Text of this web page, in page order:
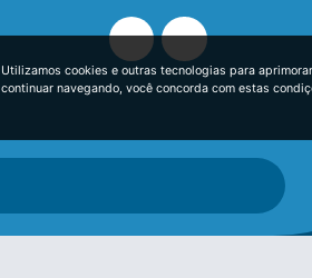
Utilizamos cookies e outras tecnologias para
continuar navegando, você concorda com estas